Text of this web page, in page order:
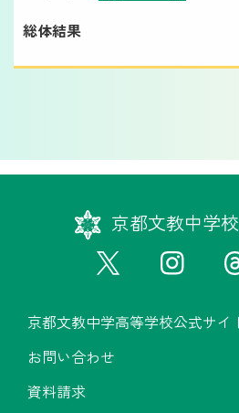
総体結果
京都文教中学
京都文教中学高等学校公式サイ
お問い合わせ
資料請求